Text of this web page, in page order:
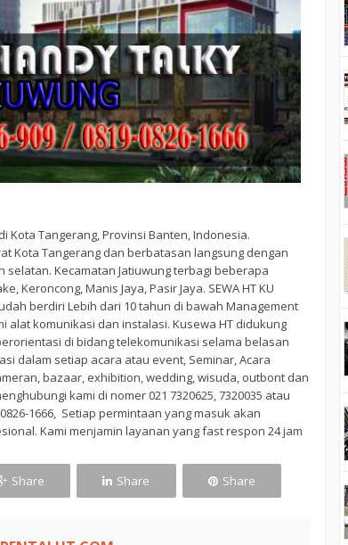
Kota Tangerang, Provinsi Banten, Indonesia.
Kota Tangerang dan berbatasan langsung dengan
Kecamatan Jatiuwung terbagi beberapa
Keroncong, Manis Jaya, Pasir Jaya. SEWA HT KU
berdiri Lebih dari 10 tahun di bawah Management
komunikasi dan instalasi. Kusewa HT didukung
di bidang telekomunikasi selama belasan
dalam setiap acara atau event, Seminar, Acara
bazaar, exhibition, wedding, wisuda, outbont dan
kami di nomer 021 7320625, 7320035 atau
0826-1666, Setiap permintaan yang masuk akan
Kami menjamin layanan yang fast respon 24 jam
Share Share Share